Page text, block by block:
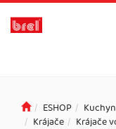
ESHOP
Krájače
Krájače